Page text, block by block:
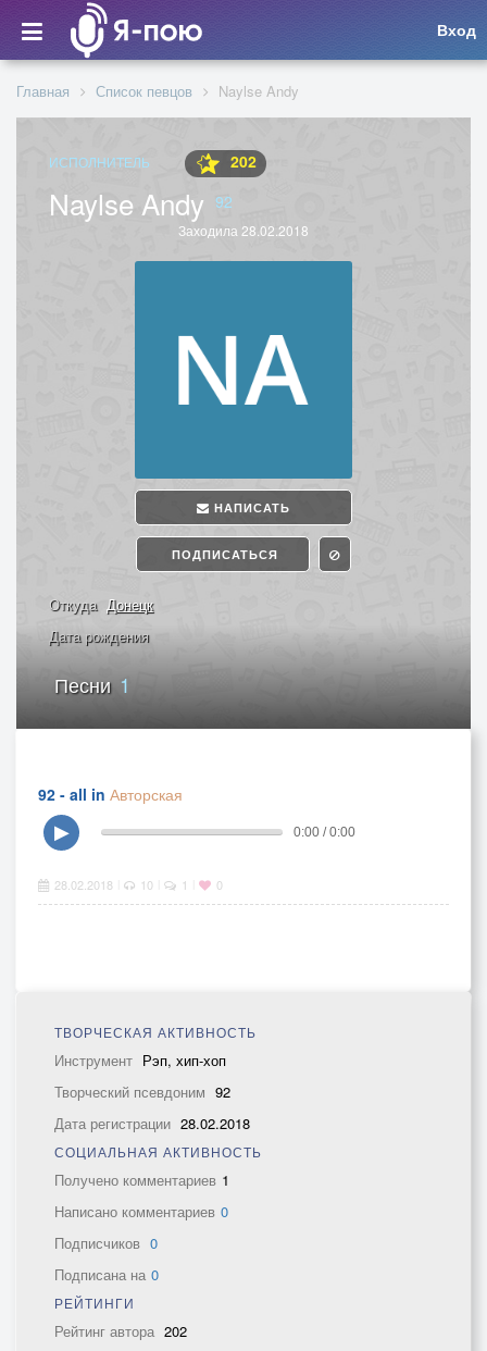
Вход
Главная Список певцов Naylse Andy
ИСПОЛНИТЕЛЬ 202
Naylse Andy 92
Заходила 28.02.2018
НАПИСАТЬ
ПОДПИСАТЬСЯ
Откуда Донецк
Дата рождения
Песни1
92 - all in Авторская
▶
0:00 / 0:00
28.02.2018 10 1 0
ТВОРЧЕСКАЯ АКТИВНОСТЬ
Инструмент Рэп, хип-хоп
Творческий псевдоним 92
Дата регистрации 28.02.2018
СОЦИАЛЬНАЯ АКТИВНОСТЬ
Получено комментариев 1
Написано комментариев 0
Подписчиков 0
Подписана на 0
РЕЙТИНГИ
Рейтинг автора 202